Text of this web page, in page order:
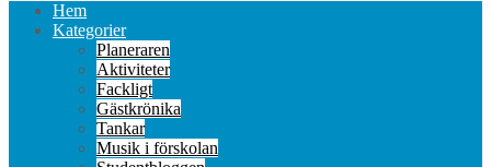
Hem
Kategorier
Planeraren
Aktiviteter
Fackligt
Gästkrönika
Tankar
Musik i förskolan